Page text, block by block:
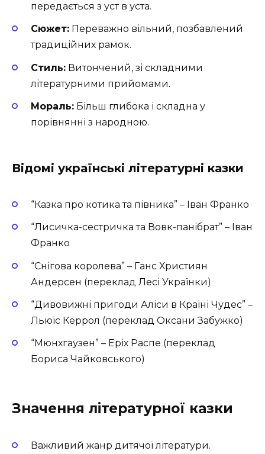
передається з уст в уста.
Сюжет: Переважно вільний, позбавлений
традиційних рамок.
Стиль: Витончений, зі складними
літературними прийомами.
Мораль: Більш глибока і складна у
порівнянні з народною.
Відомі українські літературні казки
“Казка про котика та півника” – Іван Франко
“Лисичка-сестричка та Вовк-панібрат” – Іван
Франко
“Снігова королева” – Ганс Християн
Андерсен (переклад Лесі Українки)
“Дивовижні пригоди Аліси в Країні Чудес” –
Льюїс Керрол (переклад Оксани Забужко)
“Мюнхгаузен” – Еріх Распе (переклад
Бориса Чайковського)
Значення літературної казки
Важливий жанр дитячої літератури.